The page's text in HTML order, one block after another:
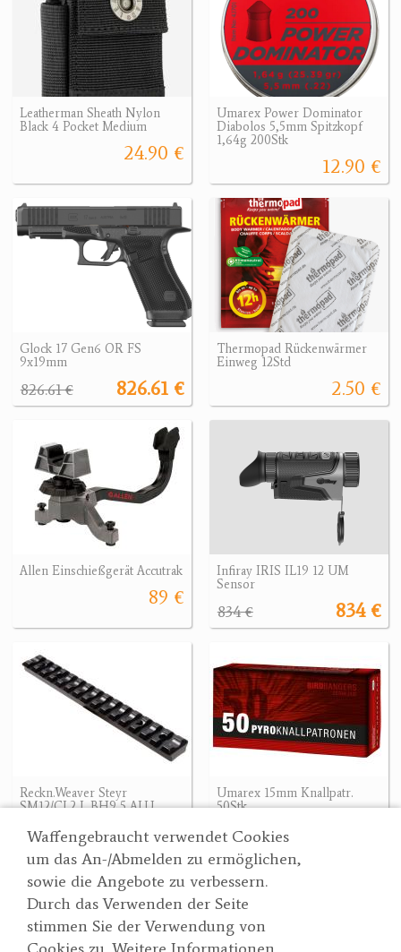
Waffengebraucht verwendet Cookies
um das An-/Abmelden zu ermöglichen,
sowie die Angebote zu verbessern.
Durch das Verwenden der Seite
stimmen Sie der Verwendung von
Leatherman Sheath Nylon
Black 4 Pocket Medium
24.90 €
Umarex Power Dominator
Diabolos 5,5mm Spitzkopf
1,64g 200Stk
12.90 €
Glock 17 Gen6 OR FS
9x19mm
826.61 €
826.61 €
Thermopad Rückenwärmer
Einweg 12Std
2.50 €
Allen Einschießgerät Accutrak
89 €
Infiray IRIS IL19 12 UM
Sensor
834 €
834 €
Reckn.Weaver Steyr
SM12/CL2 L BH9,5 ALU
99 €
Umarex 15mm Knallpatr.
50Stk.
Suche
Partner
Wertgarner 1820
Jagd & SporthandelsgmbH